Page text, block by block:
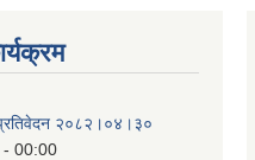
प्रतिवेदन २०८२।०४।३०
00:00